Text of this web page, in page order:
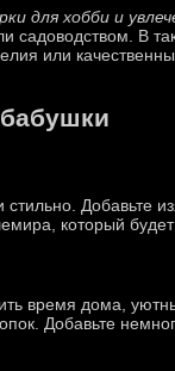
для хобби и
садоводством. В
или
стильно.
который
время дома,
Добавьте